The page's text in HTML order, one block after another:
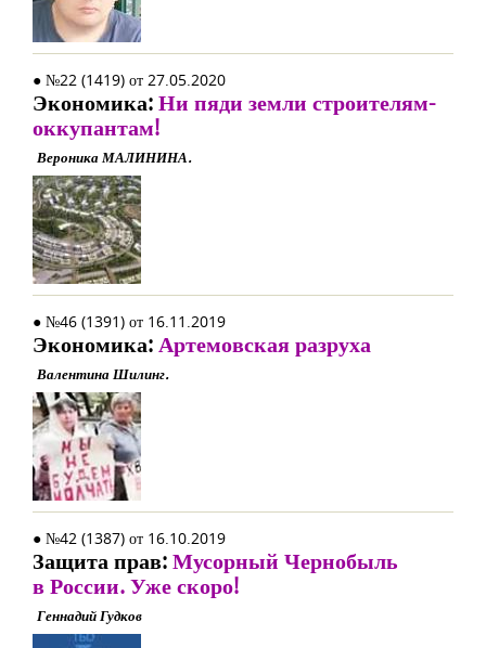
● №22 (1419) от 27.05.2020
Экономика:Ни пяди земли строителям-
оккупантам!
Вероника МАЛИНИНА.
● №46 (1391) от 16.11.2019
Экономика:Артемовская разруха
Валентина Шилинг.
● №42 (1387) от 16.10.2019
Защита прав:Мусорный Чернобыль
в России. Уже скоро!
Геннадий Гудков